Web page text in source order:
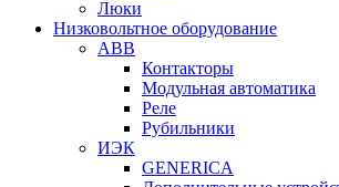
Люки
Низковольтное оборудование
ABB
Контакторы
Модульная автоматика
Реле
Рубильники
ИЭК
GENERICA